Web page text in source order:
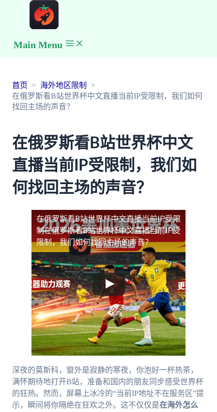
Main Menu
首页
海外地区限制
在俄罗斯看B站世界杯中文直播当前IP受限制，我们如何
找回主场的声音？
在俄罗斯看B站世界杯中文
直播当前IP受限制，我们如
何找回主场的声音？
在俄罗斯看B站世界杯中文直播当前IP受限
制在俄罗斯看B站世界杯中文直播当前IP受
限制，我们如何找回主场的声音？
深夜的莫斯科，窗外是寂静的寒夜，你泡好一杯热茶，
满怀期待地打开B站，准备和国内的朋友同步感受世界杯
的狂热。然而，屏幕上冰冷的“当前IP地址不在服务区”提
示，瞬间将你隔绝在狂欢之外。这不仅仅是在海外怎么